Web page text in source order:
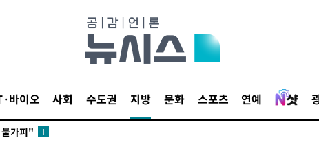
바이오 사회 수도권 지방 문화 스포츠 연예
격파
위협"
가피"